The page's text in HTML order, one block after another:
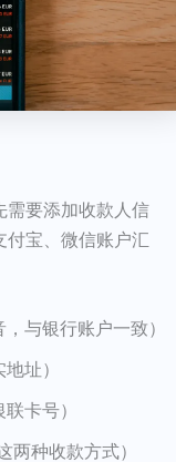
要添加收款人信
宝、微信账户汇
与银行账户一致）
址）
卡号）
种收款方式）